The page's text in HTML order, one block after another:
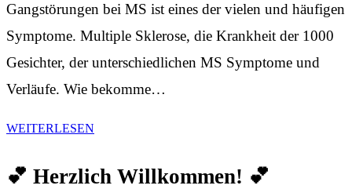
Gangstörungen bei MS ist eines der vielen und häufigen
Symptome. Multiple Sklerose, die Krankheit der 1000
Gesichter, der unterschiedlichen MS Symptome und
Verläufe. Wie bekomme…
WEITERLESEN
💕 Herzlich Willkommen! 💕